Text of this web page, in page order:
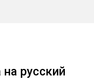
русский